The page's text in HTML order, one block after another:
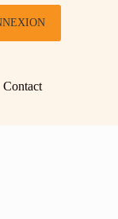
Contact